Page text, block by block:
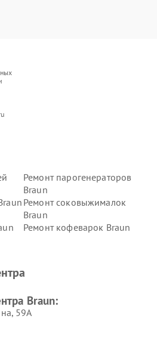
Ремонт парогенераторов
Braun
Ремонт соковыжималок
Braun
Ремонт кофеварок Braun
Braun:
59А